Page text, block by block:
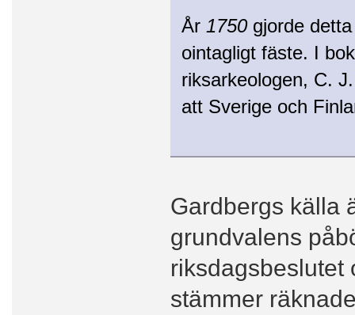
År 1750gjorde detta
ointagligt fäste. I
riksarkeologen, C.
att Sverige och
Gardbergs källa
grundvalens
riksdagsbeslutet
stämmer